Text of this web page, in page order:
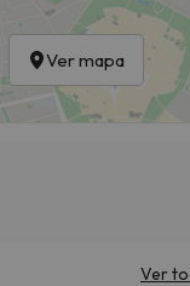
Ver mapa
Ver